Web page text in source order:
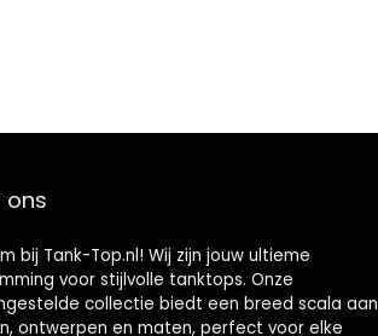
ons
bij Tank-Top.nl! Wij zijn jouw ultieme
voor stijlvolle tanktops. Onze
collectie biedt een breed scala aan
ontwerpen en maten, perfect voor elke